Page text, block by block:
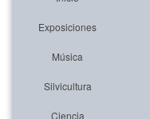
Exposiciones
Música
Silvicultura
Ciencia